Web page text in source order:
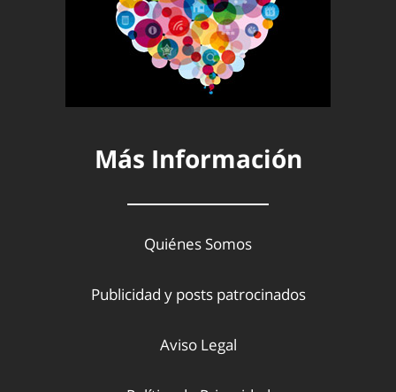
Más Información
Quiénes Somos
Publicidad y posts patrocinados
Aviso Legal